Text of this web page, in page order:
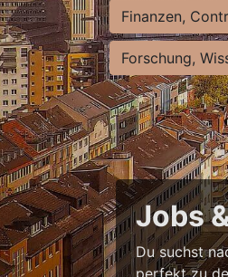
Finanzen,
Forschung,
Jobs
Du suchst